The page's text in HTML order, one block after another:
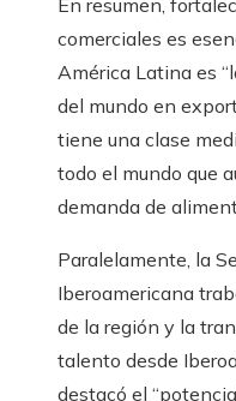
En resumen,
comerciales es
América Latina es
del mundo en
tiene una clase
todo el mundo que
demanda de
Paralelamente, la
Iberoamericana
de la región y la
talento desde
destacó el